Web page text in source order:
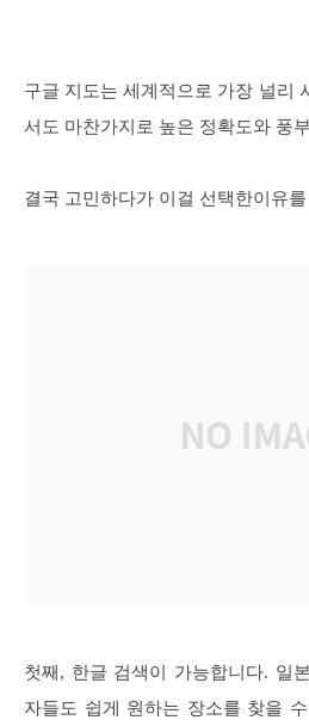
구글 지도는 세계적으로 가장 널리
서도 마찬가지로 높은 정확도와 풍
결국 고민하다가 이걸 선택한이유
첫째, 한글 검색이 가능합니다. 일
자들도 쉽게 원하는 장소를 찾을